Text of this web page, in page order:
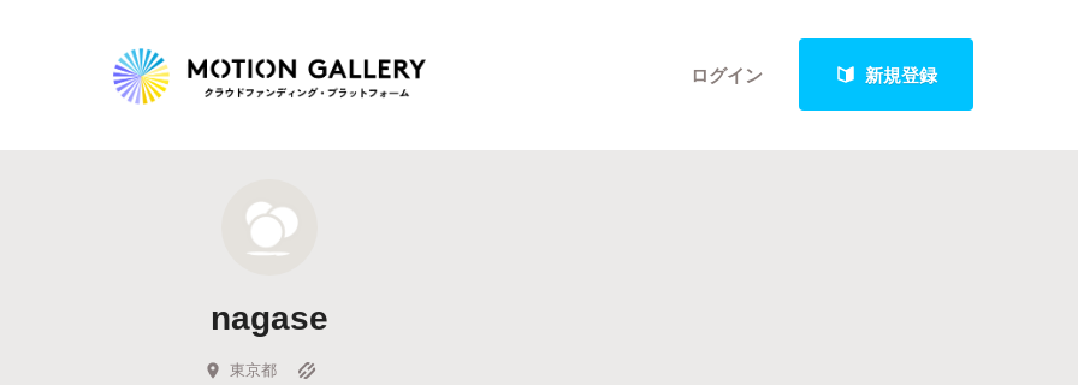
ログイン 新規登録
新着プロジェクト
Feature
キュレーターから探す
nagase
東京都